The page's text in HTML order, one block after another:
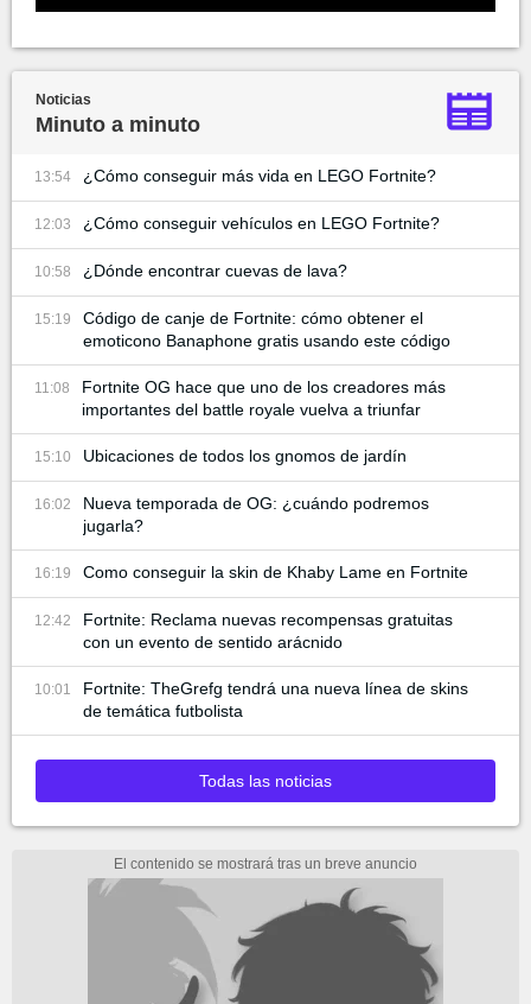
Noticias
Minuto a minuto
13:54 ¿Cómo conseguir más vida en LEGO Fortnite?
12:03 ¿Cómo conseguir vehículos en LEGO Fortnite?
10:58 ¿Dónde encontrar cuevas de lava?
15:19
Código de canje de Fortnite: cómo obtener el
emoticono Banaphone gratis usando este código
11:08
Fortnite OG hace que uno de los creadores más
importantes del battle royale vuelva a triunfar
15:10 Ubicaciones de todos los gnomos de jardín
16:02
Nueva temporada de OG: ¿cuándo podremos
jugarla?
16:19 Como conseguir la skin de Khaby Lame en Fortnite
12:42
Fortnite: Reclama nuevas recompensas gratuitas
con un evento de sentido arácnido
10:01
Fortnite: TheGrefg tendrá una nueva línea de skins
de temática futbolista
Todas las noticias